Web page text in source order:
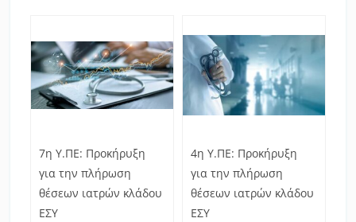
7η Υ.ΠΕ: Προκήρυξη
για την πλήρωση
θέσεων ιατρών κλάδου
ΕΣΥ
4η Υ.ΠΕ: Προκήρυξη
για την πλήρωση
θέσεων ιατρών κλάδου
ΕΣΥ